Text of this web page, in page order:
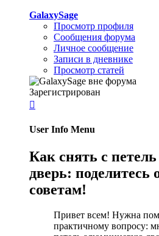
GalaxySage
Просмотр профиля
Сообщения форума
Личное сообщение
Записи в дневнике
Просмотр статей
Зарегистрирован

User Info Menu
Как снять с
дверь:
советам!
Привет всем! Нужна
практичному вопросу: